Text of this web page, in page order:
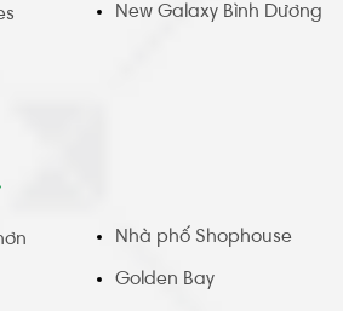
New Galaxy Bình Dương
Nhà phố Shophouse
Golden Bay